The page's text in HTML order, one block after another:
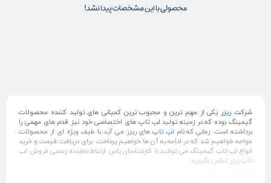
شرکت ریزر یکی از مهم ترین و محبوب ترین کمپانی های تولید کننده محصولات
گیمینگ بوده که در زمینه تولید لپ تاپ های اختصاصی خود نیز قدم های مهمی را
برداشته است. زمانی که نام لپ تاپهای ریزر می آید با طیف ویژه ای از محصولات
مواجه خواهیم شد که در ادامه به آن ها خواهیم پرداخت. برای دریافت قیمت و خرید
انواع لپ تاپ گیمینگ می توانید با کارشناسان یاس ارتباط نماینده رسمی فروش لپ
تاپ ریزر تماس بگیرید.
مشخصات پردازنده